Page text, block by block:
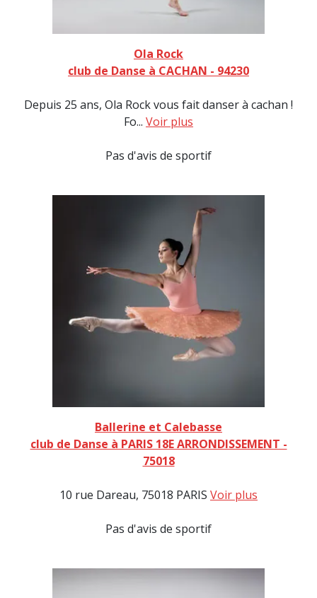
Ola Rock
club de Danse à CACHAN - 94230
Depuis 25 ans, Ola Rock vous fait danser à cachan !
Fo... Voir plus
Pas d'avis de sportif
Ballerine et Calebasse
club de Danse à PARIS 18E ARRONDISSEMENT -
75018
10 rue Dareau, 75018 PARIS Voir plus
Pas d'avis de sportif